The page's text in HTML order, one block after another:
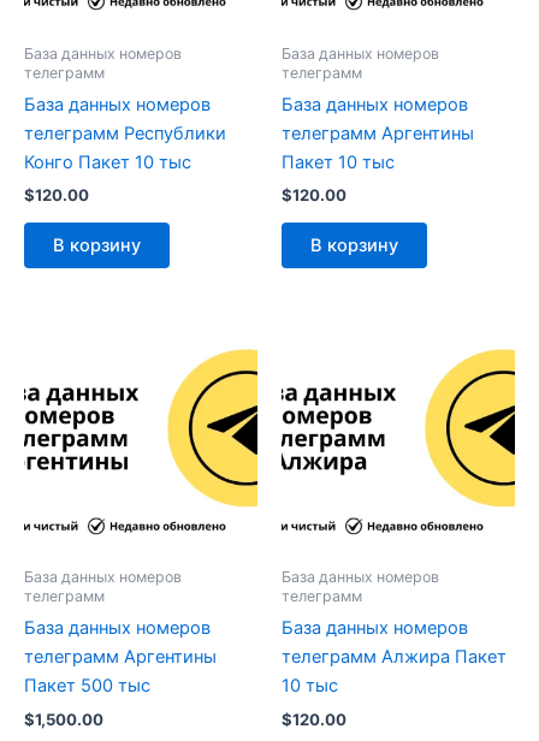
База данных номеров
телеграмм
База данных номеров
телеграмм Республики
Конго Пакет 10 тыс
$120.00
В корзину
База данных номеров
телеграмм
База данных номеров
телеграмм Аргентины
Пакет 10 тыс
$120.00
В корзину
База данных номеров
телеграмм
База данных номеров
телеграмм Аргентины
Пакет 500 тыс
$1,500.00
База данных номеров
телеграмм
База данных номеров
телеграмм Алжира Пакет
10 тыс
$120.00